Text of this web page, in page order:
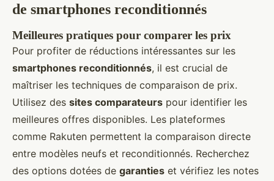
de smartphones reconditionnés
Meilleures pratiques pour comparer les prix
Pour profiter de réductions intéressantes sur les
smartphones reconditionnés, il est crucial de
maîtriser les techniques de comparaison de prix.
Utilisez des sites comparateurs pour identifier les
meilleures offres disponibles. Les plateformes
comme Rakuten permettent la comparaison directe
entre modèles neufs et reconditionnés. Recherchez
des options dotées de garanties et vérifiez les notes